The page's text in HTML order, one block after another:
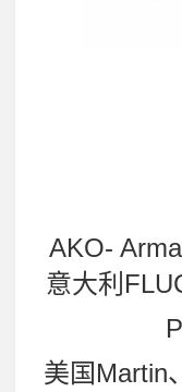
AKO-
意大利
美国Martin